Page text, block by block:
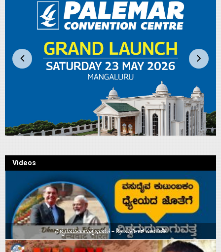
Videos
ವಿಶ್ವಗುರುವಾಗುತ್ತ ಭಾರತ – ಶ್ರೀ ಸುನೀಲ್‌ ಕುಲಕರ್ಣಿ